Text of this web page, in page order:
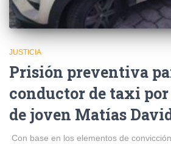
JUSTICIA
Prisión preventiva
conductor de taxi
de joven Matías
Con base en los elementos de